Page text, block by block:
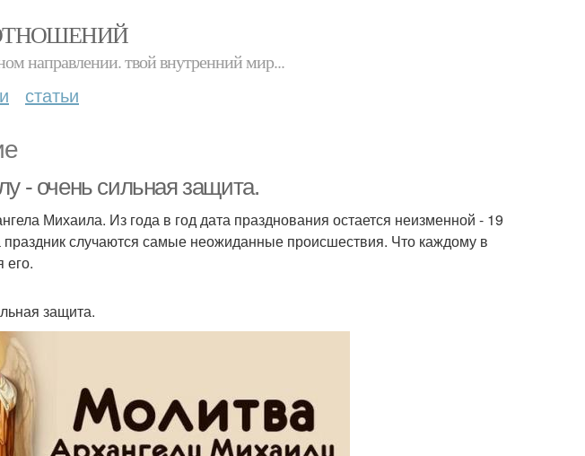
направлении. твой внутренний мир...
статьи
- очень сильная защита.
Михаила. Из года в год дата празднования остается неизменной - 19
случаются самые неожиданные происшествия. Что каждому в
его.
защита.